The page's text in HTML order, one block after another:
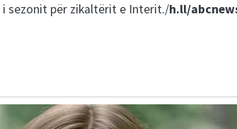
i sezonit për zikaltërit e Interit./h.ll/